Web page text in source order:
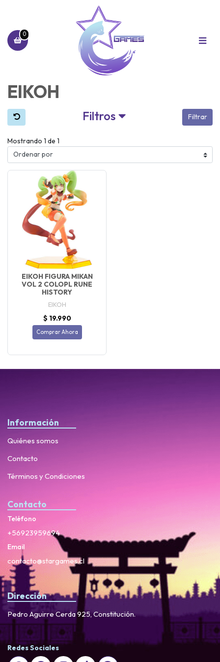
0
EIKOH
Filtros Filtrar
Mostrando 1 de 1
EIKOH FIGURA MIKAN
VOL 2 COLOPL RUNE
HISTORY
EIKOH
$ 19.990
Comprar Ahora
Información
Quiénes somos
Contacto
Términos y Condiciones
Contacto
Teléfono
+56923959694
Email
contacto@stargames.cl
Dirección
Pedro Aguirre Cerda 925, Constitución.
Redes Sociales